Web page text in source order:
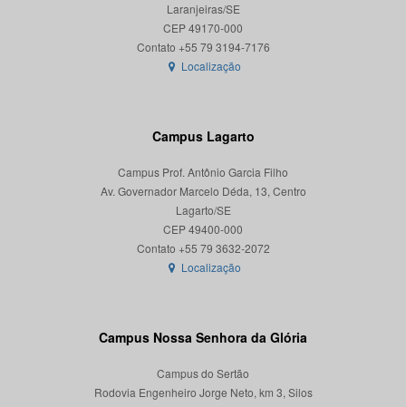
Laranjeiras/SE
CEP 49170-000
Localização
Campus Lagarto
Campus Prof. Antônio Garcia Filho
Av. Governador Marcelo Déda, 13, Centro
Lagarto/SE
CEP 49400-000
Localização
Campus Nossa Senhora da Glória
Campus do Sertão
Rodovia Engenheiro Jorge Neto, km 3, Silos